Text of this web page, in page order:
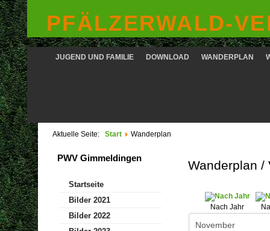
PFÄLZERWALD-
WANDERPLAN
DOWNLOAD
JUGEND UND FAMILIE
Aktuelle Seite: Start Wanderplan
Wanderplan /
Nach Jahr
PWV Gimmeldingen
Startseite
Bilder 2021
Bilder 2022